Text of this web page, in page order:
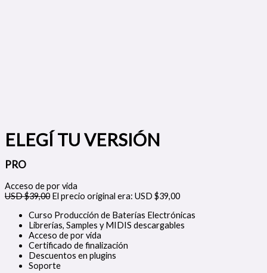
ELEGÍ TU VERSIÓN
PRO
Acceso de por vida
USD $39,00 El precio original era: USD $39,00
Curso Producción de Baterías Electrónicas
Librerías, Samples y MIDIS descargables
Acceso de por vida
Certificado de finalización
Descuentos en plugins
Soporte